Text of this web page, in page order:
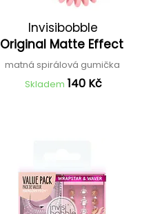
Invisibobble
Original Matte Effect
matná spirálová gumička
Skladem 140 Kč